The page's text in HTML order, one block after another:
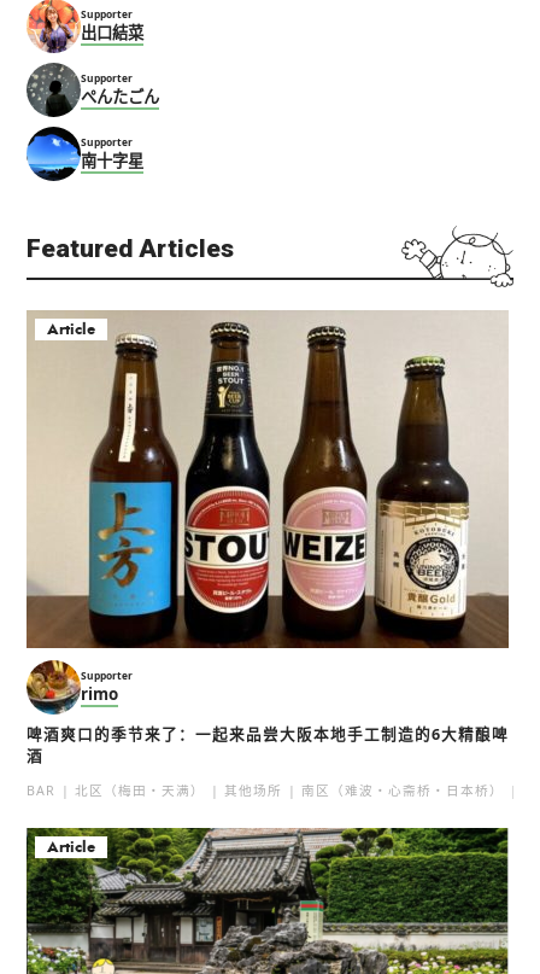
Supporter
出口結菜
Supporter
ぺんたごん
Supporter
南十字星
Featured Articles
Article
Supporter
rimo
啤酒爽口的季节来了：一起来品尝大阪本地手工制造的6大精酿啤
酒
BAR 北区（梅田・天满） 其他场所 南区（难波・心斋桥・日本桥）
Article